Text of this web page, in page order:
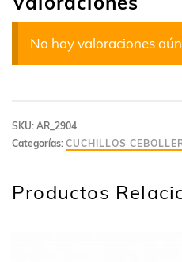
No hay valoraciones
SKU: AR_2904
Categorías: CUCHILLOS
Productos